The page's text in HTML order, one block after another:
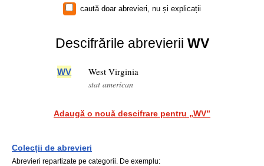
caută doar abrevieri, nu și explicații
Descifrările abrevierii WV
WV West Virginia
stat american
Adaugă o nouă descifrare pentru „WV”
Colecții de abrevieri
Abrevieri repartizate pe categorii. De exemplu: